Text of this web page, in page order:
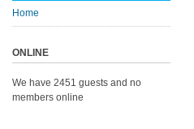
Home
ONLINE
We have 2451 guests and no
members online